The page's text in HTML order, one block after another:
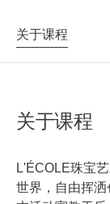
关于课程
关于课程
L'ÉCOLE珠宝
世界，自由挥洒